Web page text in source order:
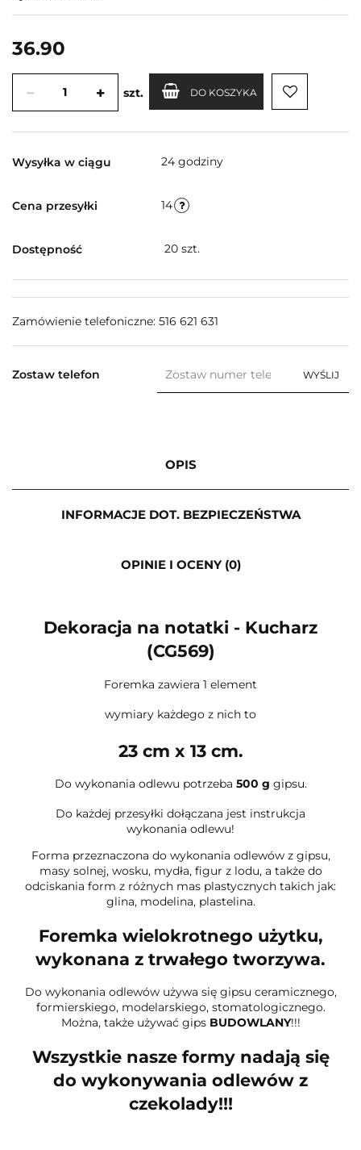
36.90
szt. DO KOSZYKA
Wysyłka w ciągu 24 godziny
Cena przesyłki 14
Dostępność 20 szt.
Zamówienie telefoniczne: 516 621 631
Zostaw telefon WYŚLIJ
OPIS
INFORMACJE DOT. BEZPIECZEŃSTWA
OPINIE I OCENY (0)
Dekoracja na notatki - Kucharz
(CG569)
Foremka zawiera 1 element
wymiary każdego z nich to
23 cm x 13 cm.
Do wykonania odlewu potrzeba 500 g gipsu.
Do każdej przesyłki dołączana jest instrukcja
wykonania odlewu!
Forma przeznaczona do wykonania odlewów z gipsu,
masy solnej, wosku, mydła, figur z lodu, a także do
odciskania form z różnych mas plastycznych takich jak:
glina, modelina, plastelina.
Foremka wielokrotnego użytku,
wykonana z trwałego tworzywa.
Do wykonania odlewów używa się gipsu ceramicznego,
formierskiego, modelarskiego, stomatologicznego.
Można, także używać gips BUDOWLANY!!!
Wszystkie nasze formy nadają się
do wykonywania odlewów z
czekolady!!!